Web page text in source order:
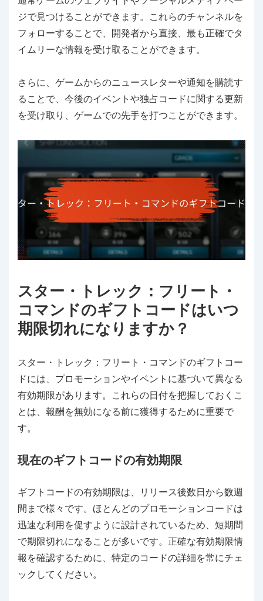
ジで見つけることができます。これらのチャンネルを
フォローすることで、開発者から直接、最も正確でタ
イムリーな情報を受け取ることができます。
さらに、ゲームからのニュースレターや通知を購読す
ることで、今後のイベントや独占コードに関する更新
を受け取り、ゲームでの先手を打つことができます。
スター・トレック：フリート・
コマンドのギフトコードはいつ
期限切れになりますか？
スター・トレック：フリート・コマンドのギフトコー
ドには、プロモーションやイベントに基づいて異なる
有効期限があります。これらの日付を把握しておくこ
とは、報酬を無効になる前に獲得するために重要で
す。
現在のギフトコードの有効期限
ギフトコードの有効期限は、リリース後数日から数週
間まで様々です。ほとんどのプロモーションコードは
迅速な利用を促すように設計されているため、短期間
で期限切れになることが多いです。正確な有効期限情
報を確認するために、特定のコードの詳細を常にチェ
ックしてください。